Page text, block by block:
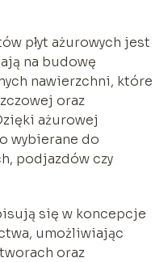
płyt ażurowych jest
na budowę
nawierzchni, które
oraz
ażurowej
wybierane do
podjazdów czy
się w koncepcje
umożliwiając
oraz